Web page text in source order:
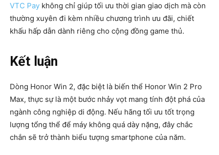
VTC Pay không chỉ giúp tối ưu thời gian giao dịch mà còn
thường xuyên đi kèm nhiều chương trình ưu đãi, chiết
khấu hấp dẫn dành riêng cho cộng đồng game thủ.
Kết luận
Dòng Honor Win 2, đặc biệt là biến thể Honor Win 2 Pro
Max, thực sự là một bước nhảy vọt mang tính đột phá của
ngành công nghiệp di động. Nếu hãng tối ưu tốt trọng
lượng tổng thể để máy không quá dày nặng, đây chắc
chắn sẽ trở thành biểu tượng smartphone của năm.